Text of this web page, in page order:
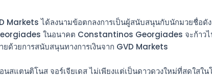
Markets ได้ลงนามข้อตกลงการเป็นผู้สนับสนุนกับนักมวยชื่อดั
ในอนาคต Constantinos Georgiades จะก้าวไ
ยด้วยการสนับสนุนทางการเงินจาก GVD Markets
นสแตนติโนส จอร์เจียเดส ไม่เพียงแต่เป็นดาวดวงใหม่ที่สดใสใ